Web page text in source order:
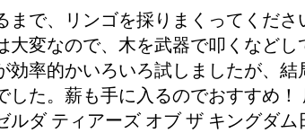
で、リンゴを採りまくってくださ
大変なので、木を武器で叩くなど
効率的かいろいろ試しましたが、
した。薪も手に入るのでおすすめ
ダ ティアーズ オブ ザ キングダム